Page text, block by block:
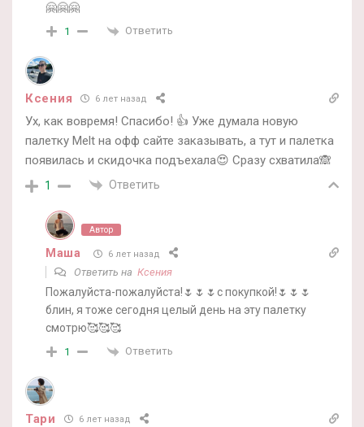
🤗🤗🤗
1 Ответить
Ксения 6 лет назад
Ух, как вовремя! Спасибо! 👍 Уже думала новую
палетку Melt на офф сайте заказывать, а тут и палетка
появилась и скидочка подъехала😍 Сразу схватила🙈
1 Ответить
Автор
Маша 6 лет назад
Ответить на Ксения
Пожалуйста-пожалуйста!🌷🌷🌷с покупкой!🌷🌷🌷
блин, я тоже сегодня целый день на эту палетку
смотрю🥰🥰🥰
1 Ответить
Тари 6 лет назад